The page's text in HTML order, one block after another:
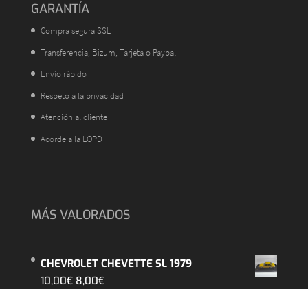
GARANTÍA
Compra segura SSL
Transferencia, Bizum, Tarjeta o Paypal
Envío rápido
Respeto a la privacidad
Atención al cliente
Acorde a la LOPD
MÁS VALORADOS
CHEVROLET CHEVETTE SL 1979
10,00€ El
8,00€El